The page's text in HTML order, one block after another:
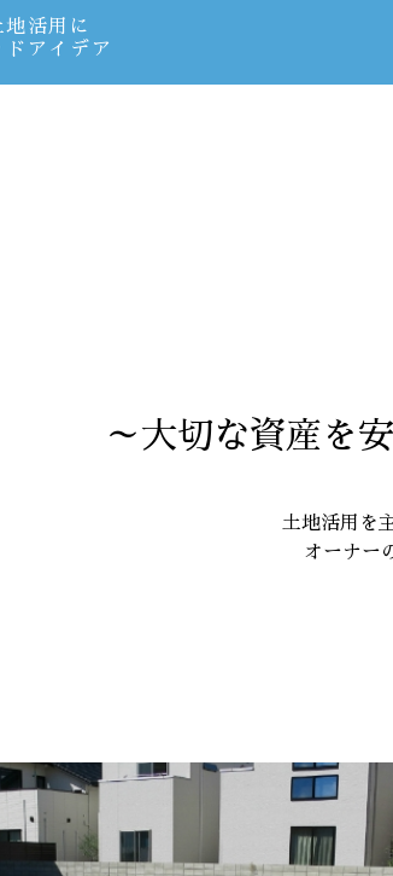
地活用に
ドアイデア
～大切な資産を
土地活用を
オーナー